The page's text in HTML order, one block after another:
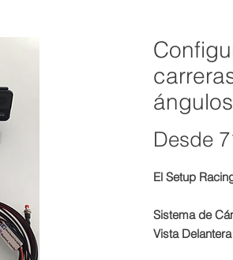
ángulos
Desde
El Setup
Sistema de
Vista